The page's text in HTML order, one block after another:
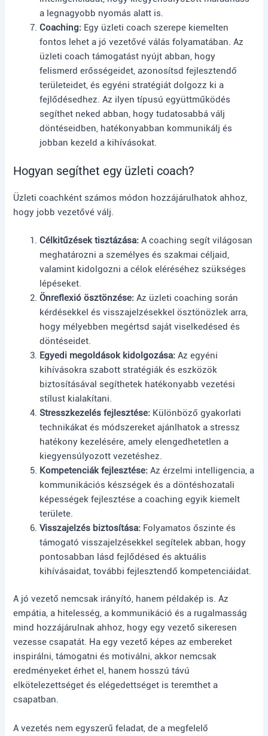
a legnagyobb nyomás alatt is.
Coaching: Egy üzleti coach szerepe kiemelten
fontos lehet a jó vezetővé válás folyamatában. Az
üzleti coach támogatást nyújt abban, hogy
felismerd erősségeidet, azonosítsd fejlesztendő
területeidet, és egyéni stratégiát dolgozz ki a
fejlődésedhez. Az ilyen típusú együttműködés
segíthet neked abban, hogy tudatosabbá válj
döntéseidben, hatékonyabban kommunikálj és
jobban kezeld a kihívásokat.
Hogyan segíthet egy üzleti coach?
Üzleti coachként számos módon hozzájárulhatok ahhoz,
hogy jobb vezetővé válj.
Célkitűzések tisztázása: A coaching segít világosan
meghatározni a személyes és szakmai céljaid,
valamint kidolgozni a célok eléréséhez szükséges
lépéseket.
Önreflexió ösztönzése: Az üzleti coaching során
kérdésekkel és visszajelzésekkel ösztönözlek arra,
hogy mélyebben megértsd saját viselkedésed és
döntéseidet.
Egyedi megoldások kidolgozása: Az egyéni
kihívásokra szabott stratégiák és eszközök
biztosításával segíthetek hatékonyabb vezetési
stílust kialakítani.
Stresszkezelés fejlesztése: Különböző gyakorlati
technikákat és módszereket ajánlhatok a stressz
hatékony kezelésére, amely elengedhetetlen a
kiegyensúlyozott vezetéshez.
Kompetenciák fejlesztése: Az érzelmi intelligencia, a
kommunikációs készségek és a döntéshozatali
képességek fejlesztése a coaching egyik kiemelt
területe.
Visszajelzés biztosítása: Folyamatos őszinte és
támogató visszajelzésekkel segítelek abban, hogy
pontosabban lásd fejlődésed és aktuális
kihívásaidat, további fejlesztendő kompetenciáidat.
A jó vezető nemcsak irányító, hanem példakép is. Az
empátia, a hitelesség, a kommunikáció és a rugalmasság
mind hozzájárulnak ahhoz, hogy egy vezető sikeresen
vezesse csapatát. Ha egy vezető képes az embereket
inspirálni, támogatni és motiválni, akkor nemcsak
eredményeket érhet el, hanem hosszú távú
elkötelezettséget és elégedettséget is teremthet a
csapatban.
A vezetés nem egyszerű feladat, de a megfelelő